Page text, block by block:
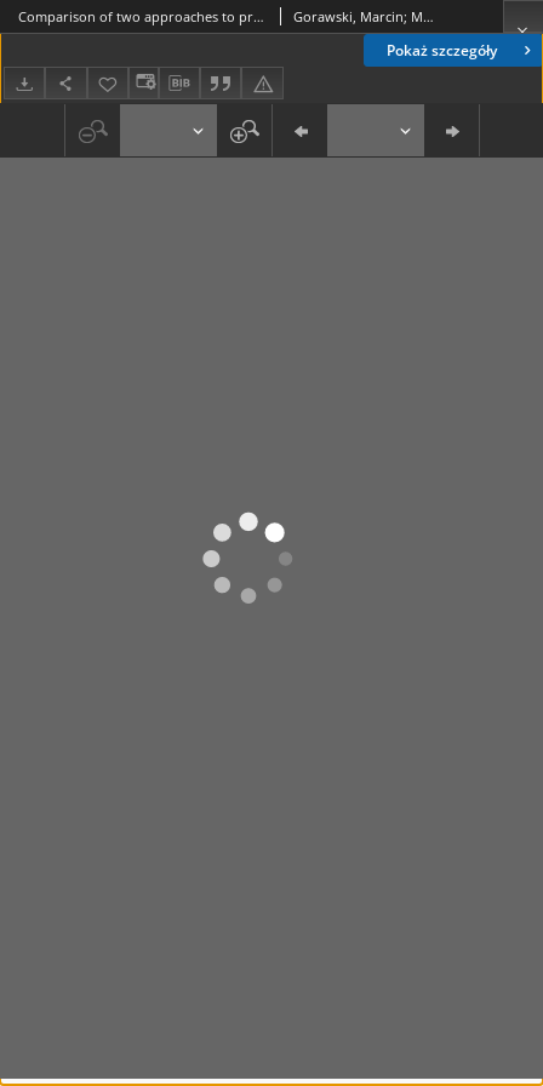
Pokaż szczegóły
Comparison of two approaches to processing long aggregates lists in spatial data warehouses Gorawski, Marcin; Malczok, Rafał